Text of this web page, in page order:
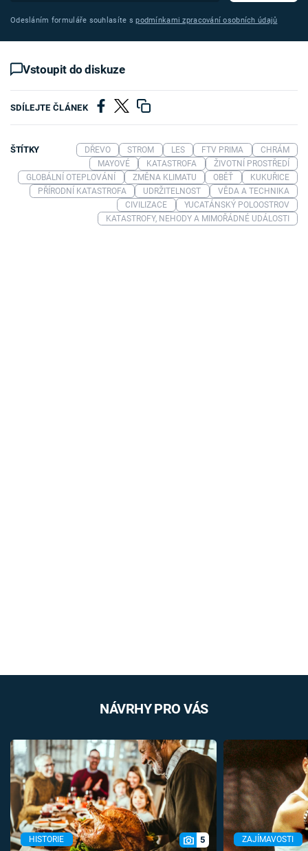
Odesláním formuláře souhlasíte spodmínkami zpracování osobních údajů
Vstoupit do diskuze
SDÍLEJTE ČLÁNEK
ŠTÍTKY DŘEVO STROM LES FTV PRIMA
CHRÁM
MAYOVÉ
KATASTROFA
ŽIVOTNÍ PROSTŘEDÍ
GLOBÁLNÍ OTEPLOVÁNÍ
ZMĚNA KLIMATU OBĚŤ
KUKUŘICE
PŘÍRODNÍ KATASTROFA
UDRŽITELNOST
VĚDA A TECHNIKA
CIVILIZACE
YUCATÁNSKÝ POLOOSTROV
KATASTROFY, NEHODY A MIMOŘÁDNÉ UDÁLOSTI
NÁVRHY PRO VÁS
HISTORIE 5 ZAJÍMAVOSTI